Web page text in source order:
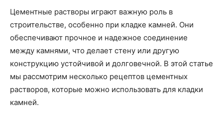
Цементные растворы играют важную роль в
строительстве, особенно при кладке камней. Они
обеспечивают прочное и надежное соединение
между камнями, что делает стену или другую
конструкцию устойчивой и долговечной. В этой статье
мы рассмотрим несколько рецептов цементных
растворов, которые можно использовать для кладки
камней.